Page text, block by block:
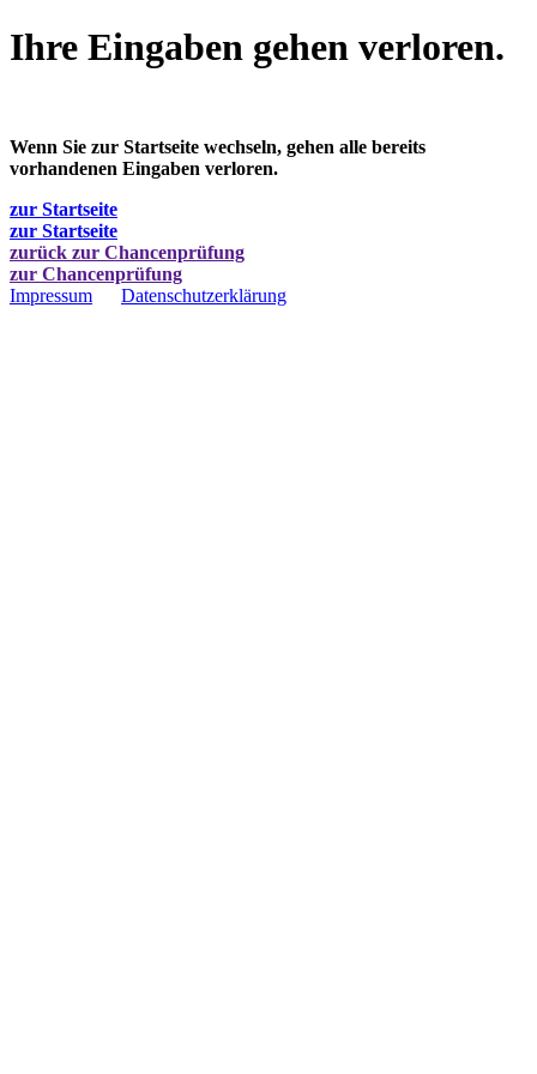
Ihre Eingaben gehen verloren.
Wenn Sie zur Startseite wechseln, gehen alle bereits
vorhandenen Eingaben verloren.
zur Startseite
zur Startseite
zurück zur Chancenprüfung
zur Chancenprüfung
Impressum
Datenschutzerklärung